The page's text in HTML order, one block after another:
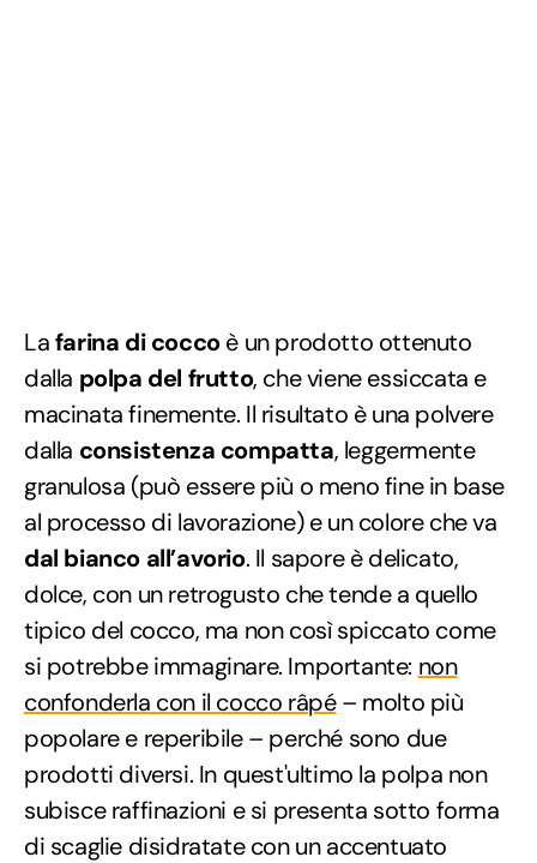
Lafarina di coccoè un prodotto ottenuto
dalla polpa del frutto, che viene essiccata e
macinata finemente. Il risultato è una polvere
dalla consistenza compatta, leggermente
granulosa (può essere più o meno fine in base
al processo di lavorazione) e un colore che va
dal bianco all’avorio. Il sapore è delicato,
dolce, con un retrogusto che tende a quello
tipico del cocco, ma non così spiccato come
si potrebbe immaginare. Importante: non
confonderla con il cocco râpé– molto più
popolare e reperibile – perché sono due
prodotti diversi. In quest'ultimo la polpa non
subisce raffinazioni e si presenta sotto forma
di scaglie disidratate con un accentuato